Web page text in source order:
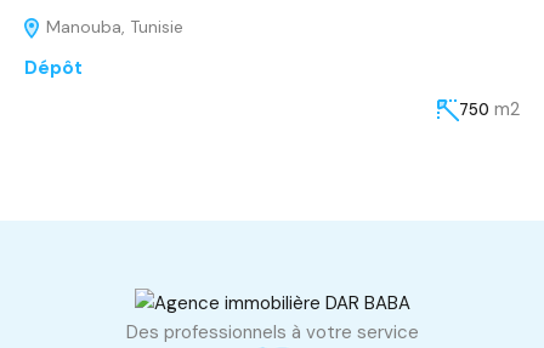
Manouba, Tunisie
Dépôt
750 m2
Des professionnels à votre service